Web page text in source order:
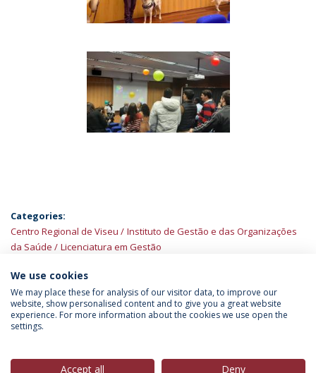
Categories:
Centro Regional de Viseu
Instituto de Gestão e das Organizações
da Saúde
Licenciatura em Gestão
Política de Privacidade
Termos & Condições
We use cookies
We may place these for analysis of our visitor data, to improve our
website, show personalised content and to give you a great website
experience. For more information about the cookies we use open the
settings.
Accept all Deny